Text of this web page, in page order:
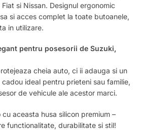
si Nissan. Designul ergonomic
si acces complet la toate butoanele,
in utilizare.
pentru posesorii de Suzuki,
cheia auto, ci ii adauga si un
ideal pentru prieteni sau familie,
de vehicule ale acestor marci.
aceasta husa silicon premium –
functionalitate, durabilitate si stil!